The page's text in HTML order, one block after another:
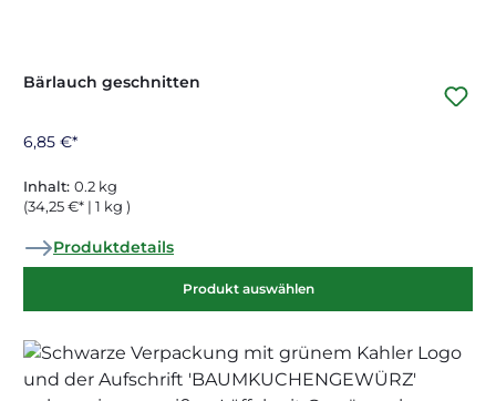
Bärlauch geschnitten
6,85 €*
Inhalt: 0.2 kg
(34,25 €* | 1 kg )
Produktdetails
Produkt auswählen